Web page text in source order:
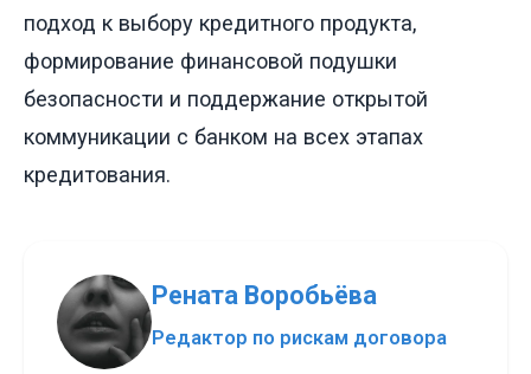
подход к выбору кредитного продукта,
формирование финансовой подушки
безопасности и поддержание открытой
коммуникации с банком на всех этапах
кредитования.
Рената Воробьёва
Редактор по рискам договора